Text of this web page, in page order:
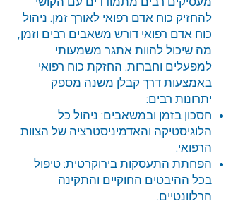
להחזיק כוח אדם רפואי לאורך זמן. ניהול
כוח אדם רפואי דורש משאבים רבים וזמן,
מה שיכול להוות אתגר משמעותי
למפעלים וחברות. החזקת כוח רפואי
באמצעות דרך קבלן משנה מספק
יתרונות רבים:
חסכון בזמן ובמשאבים: ניהול כל
הלוגיסטיקה והאדמיניסטרציה של הצוות
הרפואי.
הפחתת התעסקות בירוקרטית: טיפול
בכל ההיבטים החוקיים והתקינה
הרלוונטיים.